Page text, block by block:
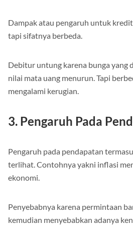
Dampak atau pengaruh untuk
tapi sifatnya berbeda.
Debitur untung karena bunga yang
nilai mata uang menurun. Tapi
mengalami kerugian.
3. Pengaruh Pada
Pengaruh pada pendapatan
terlihat. Contohnya yakni inflasi
ekonomi.
Penyebabnya karena permintaan
kemudian menyebabkan adanya